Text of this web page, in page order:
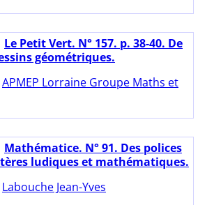
Le Petit Vert. N° 157. p. 38-40. De
géométriques.
APMEP Lorraine Groupe Maths et
Mathématice. N° 91. Des polices
ludiques et mathématiques.
Labouche Jean-Yves